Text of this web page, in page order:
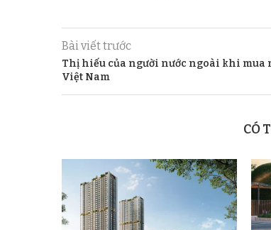
Bài viết trước
Thị hiếu của người nước ngoài khi mua
Việt Nam
CÓ